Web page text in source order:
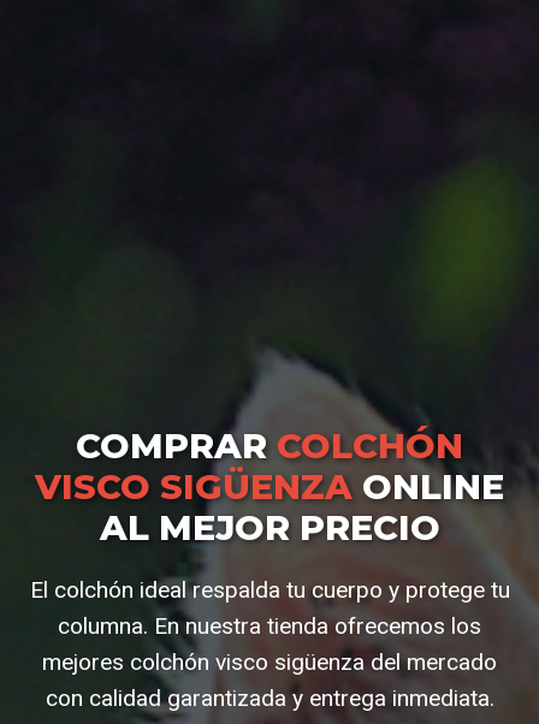
COMPRAR COLCHÓN
VISCO SIGÜENZA ONLINE
AL MEJOR PRECIO
El colchón ideal respalda tu cuerpo y protege tu
columna. En nuestra tienda ofrecemos los
mejores colchón visco sigüenza del mercado
con calidad garantizada y entrega inmediata.